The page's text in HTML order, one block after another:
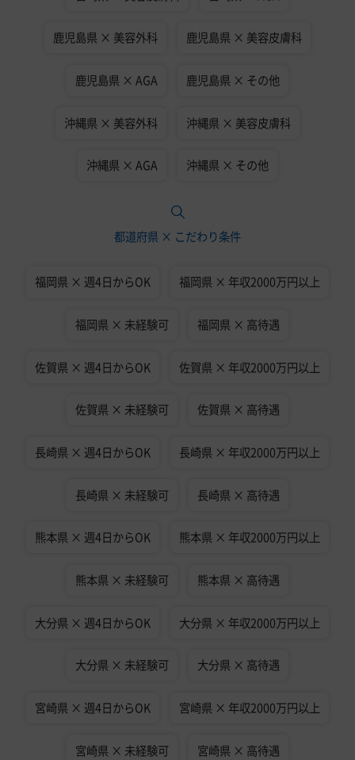
鹿児島県 × 美容外科 鹿児島県 × 美容皮膚科
鹿児島県 × AGA 鹿児島県 × その他
沖縄県 × 美容外科 沖縄県 × 美容皮膚科
沖縄県 × AGA 沖縄県 × その他
都道府県 × こだわり条件
福岡県 × 週4日からOK 福岡県 × 年収2000万円以上
福岡県 × 未経験可 福岡県 × 高待遇
佐賀県 × 週4日からOK 佐賀県 × 年収2000万円以上
佐賀県 × 未経験可 佐賀県 × 高待遇
長崎県 × 週4日からOK 長崎県 × 年収2000万円以上
長崎県 × 未経験可 長崎県 × 高待遇
熊本県 × 週4日からOK 熊本県 × 年収2000万円以上
熊本県 × 未経験可 熊本県 × 高待遇
大分県 × 週4日からOK 大分県 × 年収2000万円以上
大分県 × 未経験可 大分県 × 高待遇
宮崎県 × 週4日からOK 宮崎県 × 年収2000万円以上
宮崎県 × 未経験可 宮崎県 × 高待遇